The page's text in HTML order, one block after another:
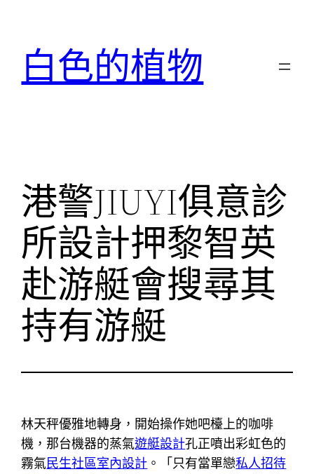
白色的植物
港警JIUYI俱意診
所設計押黎智英
赴游艇會搜尋其
持有游艇
林天秤優雅地轉身，開始操作她吧檯上的咖啡
機，那台機器的蒸氣遊艇設計孔正噴出彩虹色的
霧氣民生社區室內設計 。「只有當單戀私人招待